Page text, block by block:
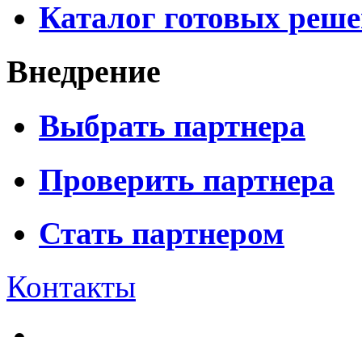
Каталог готовых
Внедрение
Выбрать партнера
Проверить партнера
Стать партнером
Контакты